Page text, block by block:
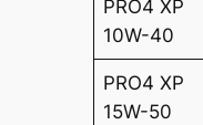
PRO4 XP
10W-40
PRO4 XP
15W-50